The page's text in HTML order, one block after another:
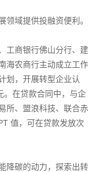
领域提供投融资便利。
工商银行佛山分行、建
海农商行主动成立工作
划，开展转型企业认
。在贷款合同中，与企
所、盟浪科技、联合赤
值，可在贷款发放次
降碳的动力，探索出转